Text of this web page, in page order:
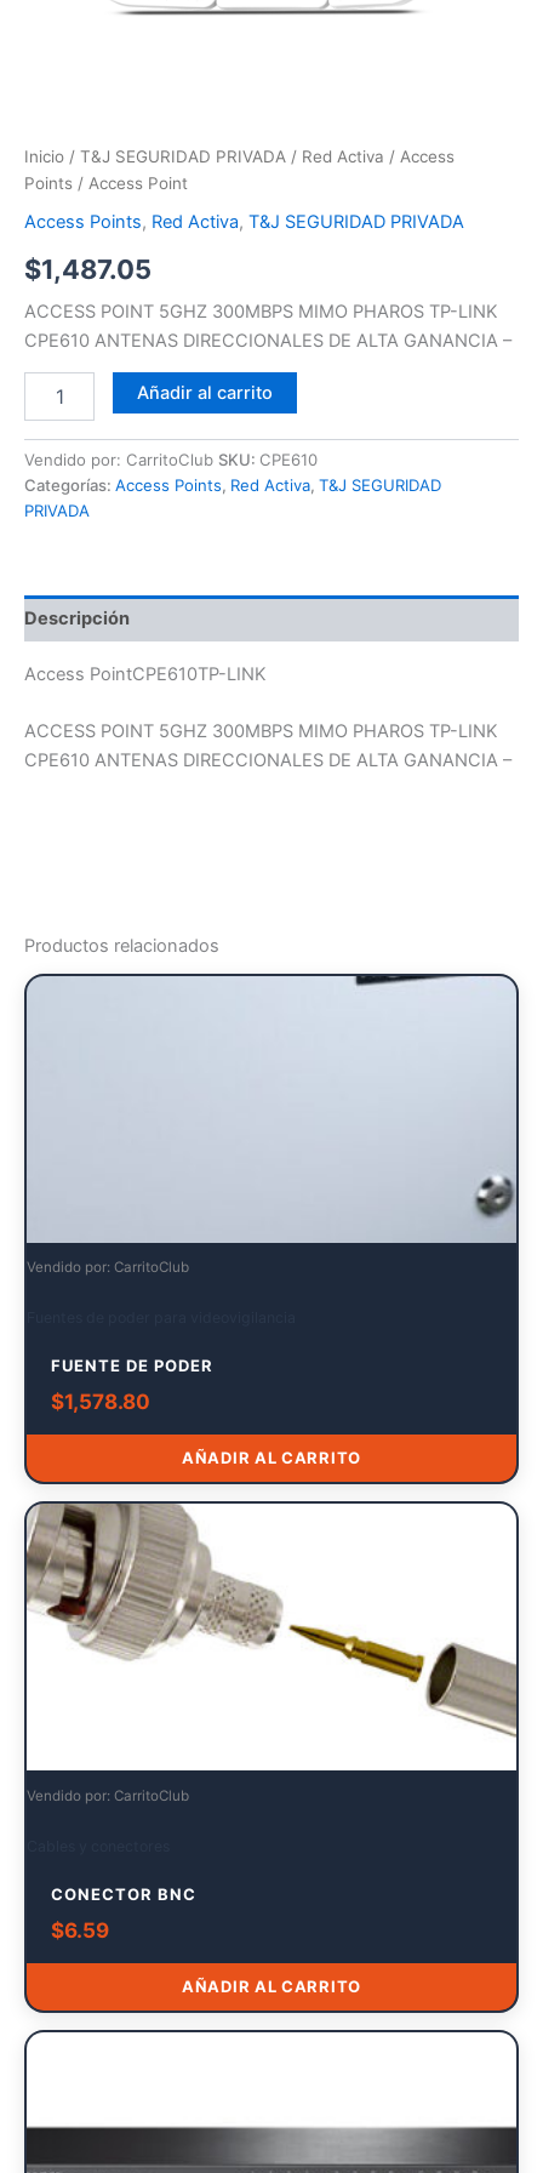
Inicio / T&J SEGURIDAD PRIVADA / Red Activa / Access
Points / Access Point
Access Points, Red Activa, T&J SEGURIDAD PRIVADA
$1,487.05
ACCESS POINT 5GHZ 300MBPS MIMO PHAROS TP-LINK
CPE610 ANTENAS DIRECCIONALES DE ALTA GANANCIA –
Añadir al carrito
Vendido por: CarritoClub SKU: CPE610
Categorías: Access Points, Red Activa, T&J SEGURIDAD
PRIVADA
Descripción
Access PointCPE610TP-LINK
ACCESS POINT 5GHZ 300MBPS MIMO PHAROS TP-LINK
CPE610 ANTENAS DIRECCIONALES DE ALTA GANANCIA –
Productos relacionados
Vendido por: CarritoClub
FUENTE DE PODER
$1,578.80
AÑADIR AL CARRITO
Vendido por: CarritoClub
CONECTOR BNC
$6.59
AÑADIR AL CARRITO